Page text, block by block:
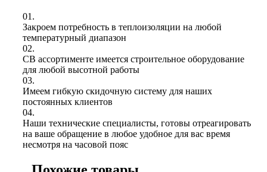
01.
Закроем потребность в теплоизоляции на любой
температурный диапазон
02.
СВ ассортименте имеется строительное оборудование
для любой высотной работы
03.
Имеем гибкую скидочную систему для наших
постоянных клиентов
04.
Наши технические специалисты, готовы отреагировать
на ваше обращение в любое удобное для вас время
несмотря на часовой пояс